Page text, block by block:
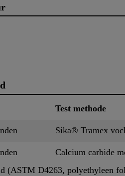
Test methode
Sika® Tramex
Calcium carbide
(ASTM D4263, polyethyleen